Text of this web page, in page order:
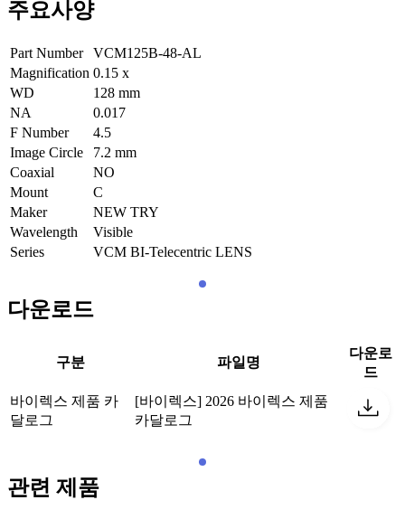
주요사양
Part Number
VCM125B-48-AL
Magnification 0.15 x
WD
128 mm
NA
0.017
F Number
4.5
Image Circle
7.2 mm
Coaxial
NO
Mount
C
Maker
NEW TRY
Wavelength
Visible
Series
VCM BI-Telecentric LENS
다운로드
구분 파일명
다운로
드
바이렉스 제품 카
달로그
[바이렉스] 2026 바이렉스 제품
카달로그
관련 제품